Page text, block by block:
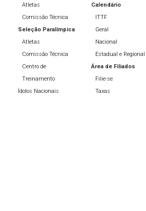
Atletas
Comissão Técnica
Seleção Paralímpica
Atletas
Comissão Técnica
Centro de
Treinamento
Ídolos Nacionais
Calendário
ITTF
Geral
Nacional
Estadual e Regional
Área de Filiados
Filie-se
Taxas